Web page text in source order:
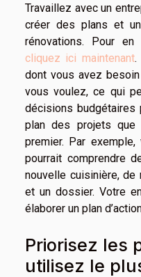
Travaillez avec un
créer des plans et
rénovations. Pour
cliquez ici maintenant.
dont vous avez
vous voulez, ce qui
décisions budgétaires
plan des projets que
premier. Par
pourrait comprendre
nouvelle cuisinière, de
et un dossier. Votre
élaborer un plan
Priorisez les
utilisez le